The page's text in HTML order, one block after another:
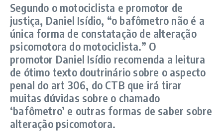
Segundo o motociclista e promotor de
justiça, Daniel Isídio, “o bafômetro não é a
única forma de constatação de alteração
psicomotora do motociclista.” O
promotor Daniel Isídio recomenda a leitura
de ótimo texto doutrinário sobre o aspecto
penal do art 306, do CTB que irá tirar
muitas dúvidas sobre o chamado
‘bafômetro’ e outras formas de saber sobre
alteração psicomotora.